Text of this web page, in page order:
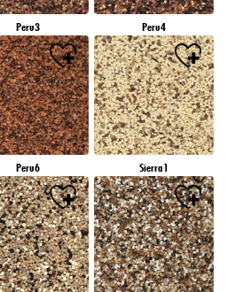
Peru3 Peru4
Peru6 Sierra1